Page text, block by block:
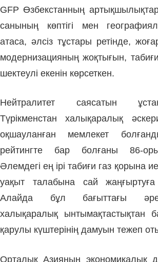
GFP Өзбекстанның
са­ны­ның көптігі мен
атаса, әлсіз тұстары ретінде,
модернизацияның жоқтығын,
шектеулі еке­нін көрсеткен.
Нейтралитет саясатын
Түрікменстан халықаралық
оқшауланған мемлекет
рейтингте бар болғаны 86-
Әлемдегі ең ірі табиғи газ қорына
уақыт талабына сай жаңғыртуға
Алайда бұл бағыттағы
халықаралық ынтымақтастықтан
қарулы күштерінің дамуын тежеп
Орталық Азияның экономика­лық